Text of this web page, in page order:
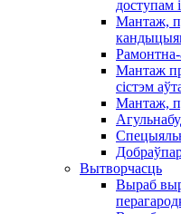
доступам
Мантаж,
Мантаж
сістэм
Мантаж,
Вытворчасць
Выраб